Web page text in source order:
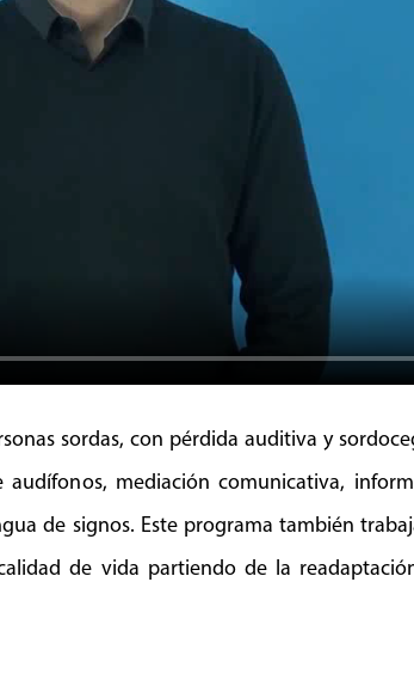
sordas, con pérdida auditiva y
mediación comunicativa,
de signos. Este programa también
de vida partiendo de la